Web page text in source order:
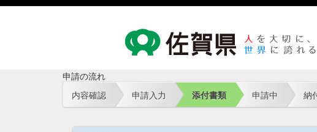
申請の流れ
内容確認
申請入力 添付書類 申請中 納